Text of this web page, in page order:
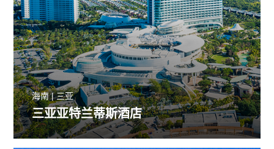
海南 | 三亚
三亚亚特兰蒂斯酒店